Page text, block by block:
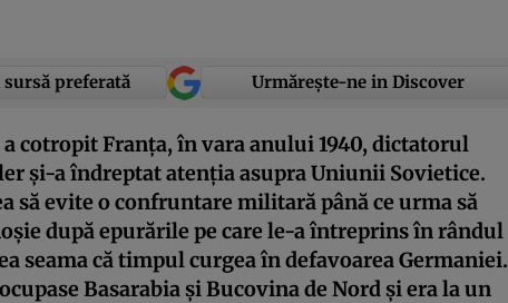
sursă preferată Urmărește-ne in Discover
cotropit Franța, în vara anului 1940, dictatorul
și-a îndreptat atenția asupra Uniunii Sovietice.
să evite o confruntare militară până ce urma să
după epurările pe care le-a întreprins în rândul
seama că timpul curgea în defavoarea Germaniei.
Basarabia și Bucovina de Nord și era la un